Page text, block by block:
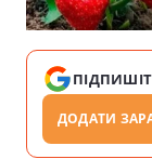
ДОДАТИ